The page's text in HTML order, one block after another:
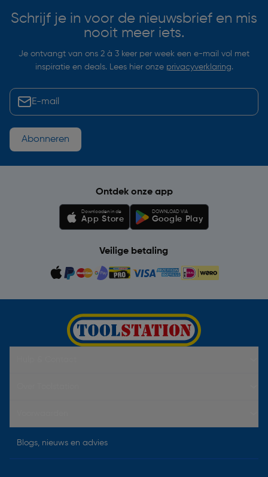
Schrijf je in voor de nieuwsbrief en mis
nooit meer iets.
Je ontvangt van ons 2 à 3 keer per week een e-mail vol met
inspiratie en deals. Lees hier onze privacyverklaring.
Abonneren
Ontdek onze app
Downloaden in de
App Store
DOWNLOAD VIA
Google Play
Veilige betaling
Blogs, nieuws en advies